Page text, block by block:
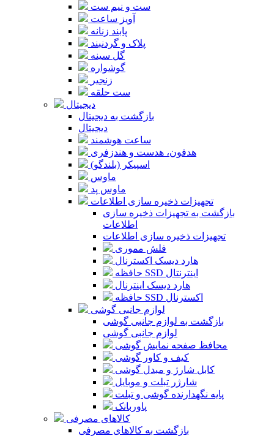
ست و نیم ست
آویز ساعت
پابند زنانه
پلاک و گردنبند
گل سینه
گوشواره
زنجیر
ست حلقه
دیجیتال
بازگشت به دیجیتال
دیجیتال
ساعت هوشمند
هدفون، هدست و هندزفری
اسپیکر (بلندگو)
ماوس
ماوس پد
تجهیزات ذخیره سازی اطلاعات
بازگشت به تجهیزات ذخیره سازی
اطلاعات
تجهیزات ذخیره سازی اطلاعات
فلش مموری
هارد دیسک اکسترنال
حافظه SSD اینترنتال
هارد دیسک اینترنال
حافظه SSD اکسترنال
لوازم جانبی گوشی
بازگشت به لوازم جانبی گوشی
لوازم جانبی گوشی
محافظ صفحه نمایش گوشی
کیف و کاور گوشی
کابل شارژ و مبدل گوشی
شارژر تبلت و موبایل
پایه نگهدارنده گوشی و تبلت
پاوربانک
کالاهای مصرفی
بازگشت به کالاهای مصرفی